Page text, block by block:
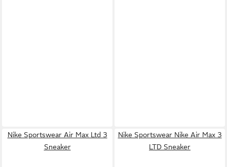
Nike Sportswear Air Max Ltd 3
Sneaker
Nike Sportswear Nike Air Max 3
LTD Sneaker